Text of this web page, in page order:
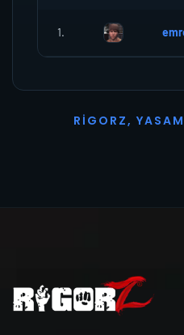
1.
R I G O R Z, YASAM